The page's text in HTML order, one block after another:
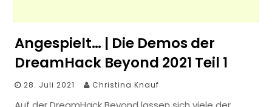
Angespielt… | Die Demos der
DreamHack Beyond 2021 Teil 1
28. Juli 2021 Christina Knauf